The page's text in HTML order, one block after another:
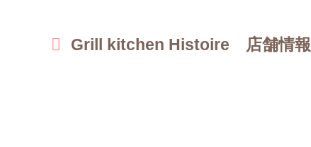
Grill kitchen Histoire 店舗情報